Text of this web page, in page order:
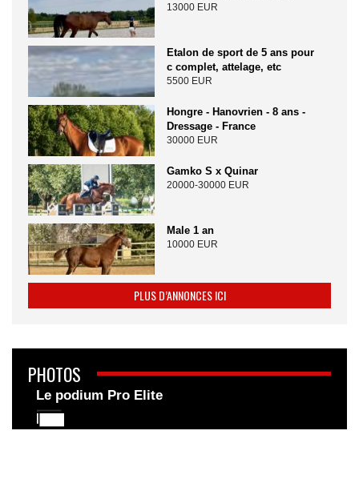
13000 EUR
Etalon de sport de 5 ans pour
c complet, attelage, etc
5500 EUR
Hongre - Hanovrien - 8 ans -
Dressage - France
30000 EUR
Gamko S x Quinar
20000-30000 EUR
Male 1 an
10000 EUR
PLUS D’ANNONCES ICI
PHOTOS
Le podium Pro Elite